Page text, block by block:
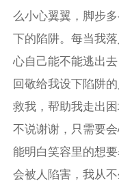
么小心翼翼，脚步
下的陷阱。每当我
心自己能不能逃出
回敬给我设下陷阱
救我，帮助我走出
不说谢谢，只需要
能明白笑容里的想
会被人陷害，我从